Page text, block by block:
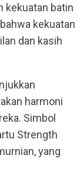
kekuatan batin
kekuatan
dan kasih
harmoni
Simbol
Strength
yang